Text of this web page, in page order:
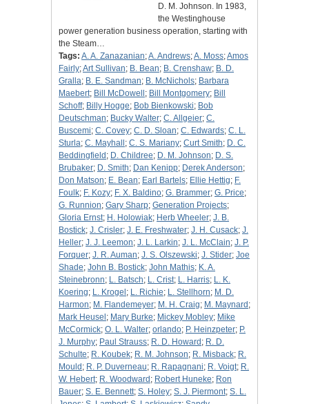
D. M. Johnson. In 1983,
the Westinghouse
power generation business operation, starting with
the Steam…
Tags: A. A. Zanazanian;A. Andrews;A. Moss;Amos
Fairly;Art Sullivan; B. Bean; B. Crenshaw; B. D.
Gralla; B. E. Sandman; B. McNichols; Barbara
Maebert; Bill McDowell ; Bill Montgomery; Bill
Schoff; Billy Hogge; Bob Bienkowski; Bob
Deutschman; Bucky Walter; C. Allgeier; C.
Buscemi; C. Covey; C. D. Sloan; C. Edwards; C. L.
Sturla; C. Mayhall ; C. S. Mariany; Curt Smith; D. C.
Beddingfield ; D. Childree; D. M. Johnson; D. S.
Brubaker; D. Smith; Dan Kenipp; Derek Anderson;
Don Matson; E. Bean; Earl Bartels; Ellie Hettig; F.
Foulk; F. Kozy; F. X. Baldino; G. Brammer; G. Price;
G. Runnion; Gary Sharp; Generation Projects;
Gloria Ernst; H. Holowiak; Herb Wheeler; J. B.
Bostick; J. Crisler; J. E. Freshwater; J. H. Cusack; J.
Heller; J. J. Leemon; J. L. Larkin; J. L. McClain; J. P.
Forquer; J. R. Auman; J. S. Olszewski; J. Stider; Joe
Shade; John B. Bostick; John Mathis; K. A.
Steinebronn; L. Batsch; L. Crist; L. Harris; L. K.
Koering; L. Krogel ; L. Richie; L. Stellhorn; M. D.
Harmon; M. Flandemeyer; M. H. Craig; M. Maynard ;
Mark Heusel ; Mary Burke; Mickey Mobley; Mike
McCormick; O. L. Walter; orlando; P. Heinzpeter; P.
J. Murphy; Paul Strauss; R. D. Howard ; R. D.
Schulte; R. Koubek; R. M. Johnson; R. Misback; R.
Mould ; R. P. Duverneau; R. Rapagnani; R. Voigt; R.
W. Hebert; R. Woodward ; Robert Huneke; Ron
Bauer; S. E. Bennett; S. Holey; S. J. Piermont; S. L.